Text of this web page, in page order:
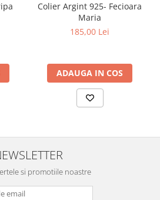
Colier Argint 925- Fecioara
Maria
185,00 Lei
ADAUGA IN COS
si promotiile noastre